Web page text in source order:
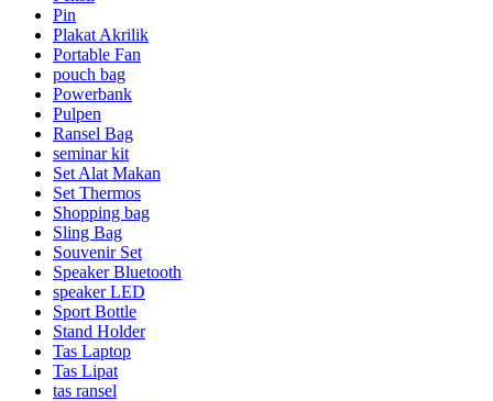
Pin
Plakat Akrilik
Portable Fan
pouch bag
Powerbank
Pulpen
Ransel Bag
seminar kit
Set Alat Makan
Set Thermos
Shopping bag
Sling Bag
Souvenir Set
Speaker Bluetooth
speaker LED
Sport Bottle
Stand Holder
Tas Laptop
Tas Lipat
tas ransel